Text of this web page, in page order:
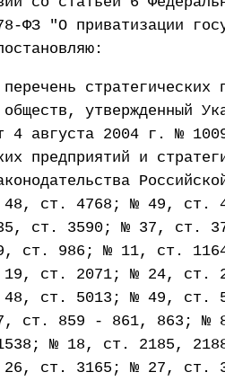
ФЗ "О приватизации
стратегических
обществ, утвержденный
4 августа 2004 г. №
предприятий и
48, ст. 4768; № 49, ст.
ст. 3590; № 37, ст.
ст. 986; № 11, ст.
19, ст. 2071; № 24, ст.
48, ст. 5013; № 49, ст.
ст. 859 - 861, 863; №
№ 18, ст. 2185,
26, ст. 3165; № 27, ст.